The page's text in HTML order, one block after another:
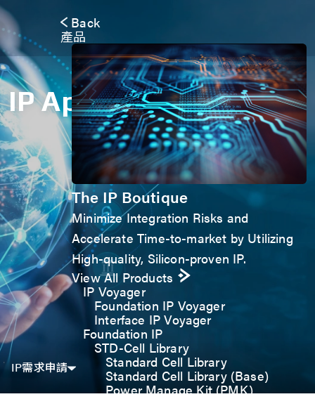
Back
產品
The IP Boutique
Minimize Integration Risks and
Accelerate Time-to-market by Utilizing
High-quality, Silicon-proven IP.
View All Products
IP Voyager
Foundation IP Voyager
Interface IP Voyager
Foundation IP
STD-Cell Library
Standard Cell Library
Standard Cell Library (Base)
Power Manage Kit (PMK)
IP Application Form
IP需求申請